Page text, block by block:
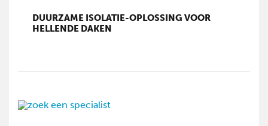
DUURZAME ISOLATIE-OPLOSSING VOOR
HELLENDE DAKEN